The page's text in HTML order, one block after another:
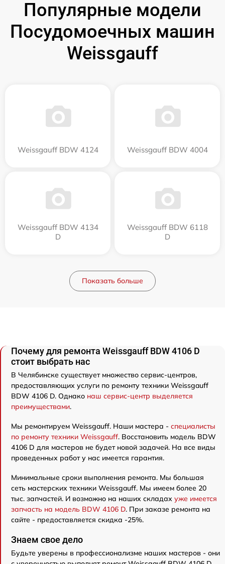
Популярные модели
Посудомоечных машин
Weissgauff
Weissgauff BDW 4124 Weissgauff BDW 4004
Weissgauff BDW 4134
D
Weissgauff BDW 6118
D
Показать больше
Почему для ремонта Weissgauff BDW 4106 D
стоит выбрать нас
В Челябинске существует множество сервис-центров,
предоставляющих услуги по ремонту техники Weissgauff
BDW 4106 D. Однако наш сервис-центр выделяется
преимуществами.
Мы ремонтируем Weissgauff. Наши мастера - специалисты
по ремонту техники Weissgauff. Восстановить модель BDW
4106 D для мастеров не будет новой задачей. На все виды
проведенных работ у нас имеется гарантия.
Минимальные сроки выполнения ремонта. Мы большая
сеть мастерских техники Weissgauff. Мы имеем более 20
тыс. запчастей. И возможно на наших складах уже имеется
запчасть на модель BDW 4106 D. При заказе ремонта на
сайте - предоставляется скидка -25%.
Знаем свое дело
Будьте уверены в профессионализме наших мастеров - они